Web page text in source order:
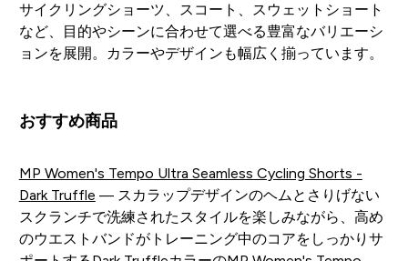
サイクリングショーツ、スコート、スウェットショート
など、目的やシーンに合わせて選べる豊富なバリエーシ
ョンを展開。カラーやデザインも幅広く揃っています。
おすすめ商品
MP Women's Tempo Ultra Seamless Cycling Shorts -
Dark Truffle — スカラップデザインのヘムとさりげない
スクランチで洗練されたスタイルを楽しみながら、高め
のウエストバンドがトレーニング中のコアをしっかりサ